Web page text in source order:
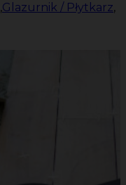
,Glazurnik / Płytkarz,